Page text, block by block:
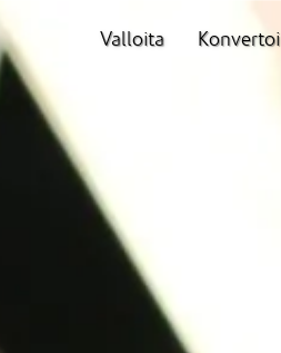
Valloita Konvertoi